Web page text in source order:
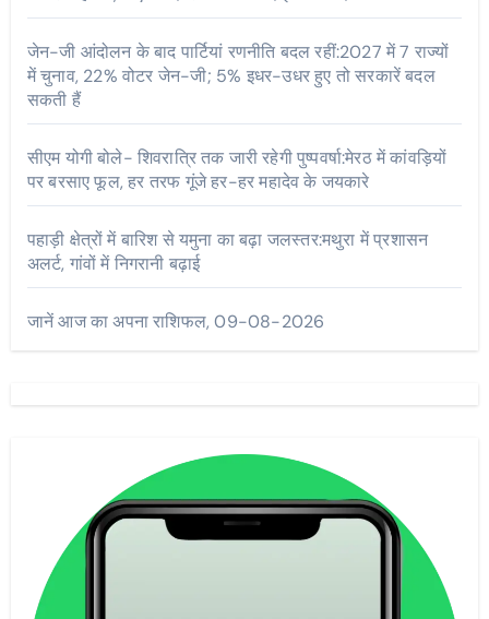
जेन-जी आंदोलन के बाद पार्टियां रणनीति बदल रहीं:2027 में 7 राज्यों
में चुनाव, 22% वोटर जेन-जी; 5% इधर-उधर हुए तो सरकारें बदल
सकती हैं
सीएम योगी बोले- शिवरात्रि तक जारी रहेगी पुष्पवर्षा:मेरठ में कांवड़ियों
पर बरसाए फूल, हर तरफ गूंजे हर-हर महादेव के जयकारे
पहाड़ी क्षेत्रों में बारिश से यमुना का बढ़ा जलस्तर:मथुरा में प्रशासन
अलर्ट, गांवों में निगरानी बढ़ाई
जानें आज का अपना राशिफल, 09-08-2026